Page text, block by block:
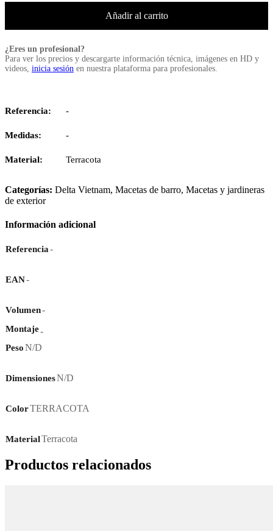
Añadir al carrito
¿Eres un profesional?
Para ver los precios y descargarte información técnica, imágenes en HD y
videos, inicia sesión en nuestra plataforma para profesionales.
Referencia: -
Medidas: -
Material: Terracota
Categorías: Delta Vietnam, Macetas de barro, Macetas y jardineras
de exterior
Información adicional
Referencia-
EAN-
Volumen-
Montaje-
PesoN/D
DimensionesN/D
ColorTERRACOTA
MaterialTerracota
Productos relacionados